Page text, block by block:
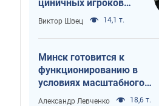
циничных игроков
или тайный план
Трампа и Путина?
Виктор Швец 14,1 т.
Минск готовится к
функционированию в
условиях масштабного
военного кризиса
Александр Левченко 18,6 т.